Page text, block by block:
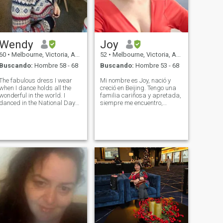
• Melbourne, Victoria, Australia
Buscando: Hombre 58 - 68
fabulous dress I wear
I dance holds all the
in the world. I
danced in the National Day
in various dance
I
Joy
52 • Melbourne, Victoria, Australia
Buscando: Hombre 53 - 68
Mi nombre es Joy, nació y
creció en Beijing. Tengo una
familia cariñosa y apretada,
siempre me encuentro,
físicamente. Aquí estoy
buscando el último amor y el
matrimonio, para caminar
juntos el viaje de la vida,
para compartir la felicidad y
el dolor juntos, la vida
necesita ser compartida. Me
gusta el jardín, caminar,
diseñar, nadar... estoy bien
viajado... he estado en
algunos países en los